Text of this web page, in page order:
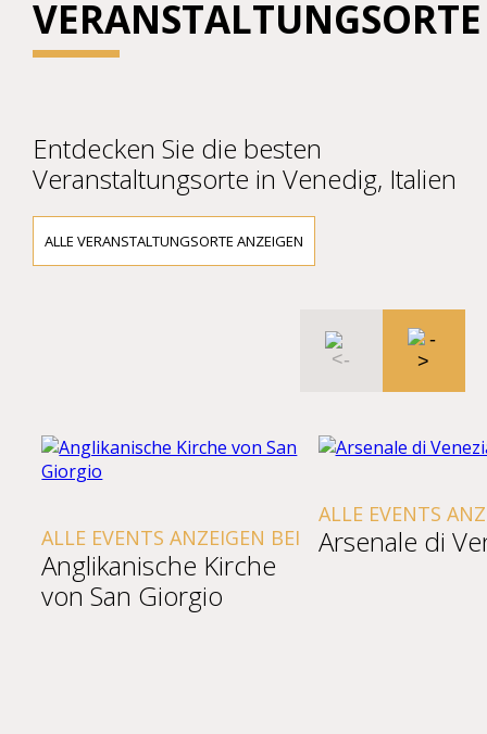
VERANSTALTUNGSORTE
Entdecken Sie die besten
Veranstaltungsorte in Venedig, Italien
ALLE VERANSTALTUNGSORTE ANZEIGEN
ALLE EVENTS ANZEIGEN BEI
Anglikanische Kirche
von San Giorgio
ALLE EVENTS
Arsenale di